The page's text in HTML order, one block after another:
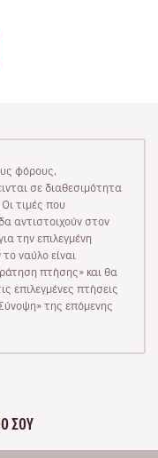
φόρους,
σε διαθεσιμότητα
τιμές που
αντιστοιχούν στον
την επιλεγμένη
ναύλο είναι
πτήσης» και θα
επιλεγμένες πτήσεις
της επόμενης
ΣΟΥ